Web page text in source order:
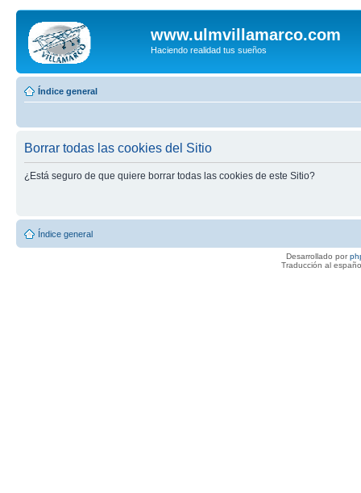
www.ulmvillamarco.com
Haciendo realidad tus sueños
Índice general
Borrar todas las cookies del Sitio
¿Está seguro de que quiere borrar todas las cookies de este Sitio?
Índice general
Desarrollado por
Traducción al